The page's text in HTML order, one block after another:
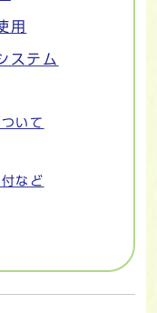
用
ステム
いて
など